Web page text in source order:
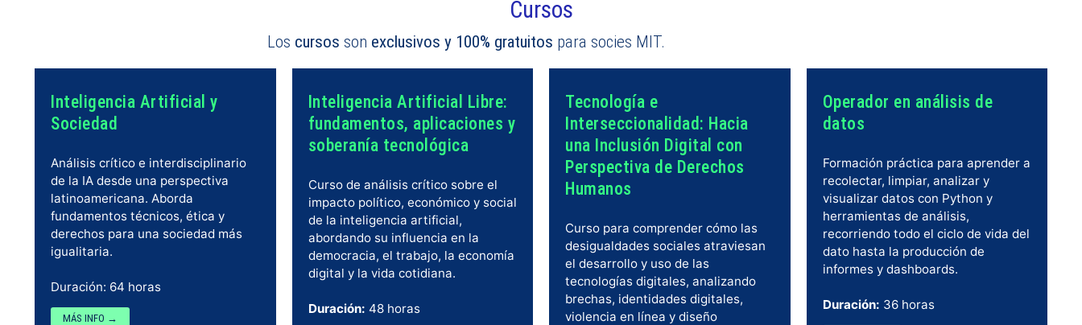
Cursos
Los cursos son exclusivos y 100% gratuitos para socies MIT.
Inteligencia Artificial y
Sociedad
Análisis crítico e interdisciplinario
de la IA desde una perspectiva
latinoamericana. Aborda
fundamentos técnicos, ética y
derechos para una sociedad más
igualitaria.
Duración: 64 horas
MÁS INFO →
Inteligencia Artificial Libre:
fundamentos, aplicaciones y
soberanía tecnológica
Curso de análisis crítico sobre el
impacto político, económico y social
de la inteligencia artificial,
abordando su influencia en la
democracia, el trabajo, la economía
digital y la vida cotidiana.
Duración: 48 horas
Tecnología e
Interseccionalidad: Hacia
una Inclusión Digital con
Perspectiva de Derechos
Humanos
Curso para comprender cómo las
desigualdades sociales atraviesan
el desarrollo y uso de las
tecnologías digitales, analizando
brechas, identidades digitales,
violencia en línea y diseño
Operador en análisis de
datos
Formación práctica para aprender a
recolectar, limpiar, analizar y
visualizar datos con Python y
herramientas de análisis,
recorriendo todo el ciclo de vida del
dato hasta la producción de
informes y dashboards.
Duración: 36 horas